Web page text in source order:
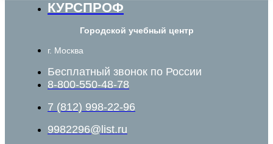
КУРСПРОФ
Городской учебный центр
г. Москва
Бесплатный звонок по России
8-800-550-48-78
7 (812) 998-22-96
9982296@list.ru